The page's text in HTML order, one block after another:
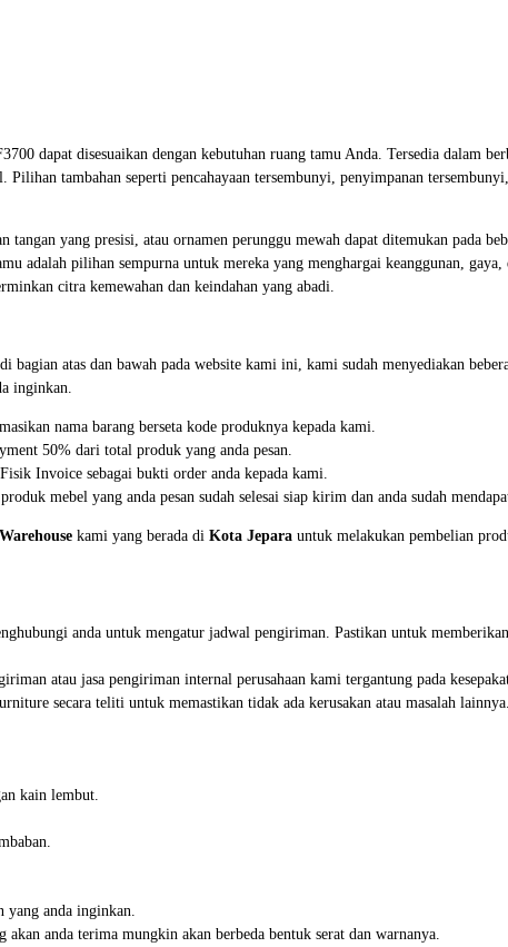
dapat disesuaikan dengan kebutuhan ruang tamu Anda. Tersedia dalam
Pilihan tambahan seperti pencahayaan tersembunyi, penyimpanan
tangan yang presisi, atau ornamen perunggu mewah dapat ditemukan pada
adalah pilihan sempurna untuk mereka yang menghargai keanggunan,
citra kemewahan dan keindahan yang abadi.
atas dan bawah pada website kami ini, kami sudah menyediakan
inginkan.
nama barang berseta kode produknya kepada kami.
50% dari total produk yang anda pesan.
Invoice sebagai bukti order anda kepada kami.
mebel yang anda pesan sudah selesai siap kirim dan anda sudah
Warehouse kami yang berada di Kota Jepara untuk melakukan pembelian
anda untuk mengatur jadwal pengiriman. Pastikan untuk
atau jasa pengiriman internal perusahaan kami tergantung pada
secara teliti untuk memastikan tidak ada kerusakan atau masalah
kain lembut.
yang anda inginkan.
anda terima mungkin akan berbeda bentuk serat dan warnanya.